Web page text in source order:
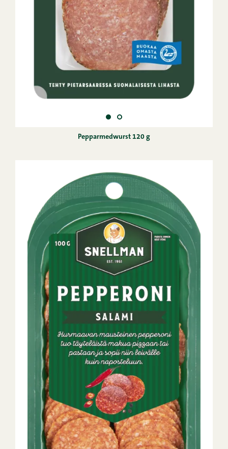
Pepparmedwurst 120 g